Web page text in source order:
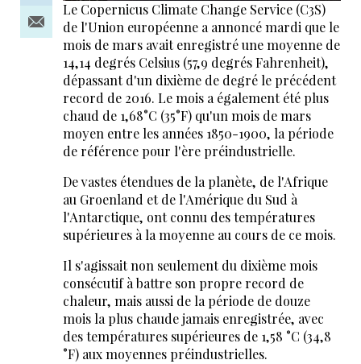
Le Copernicus Climate Change Service (C3S)
de l'Union européenne a annoncé mardi que le
mois de mars avait enregistré une moyenne de
14,14 degrés Celsius (57,9 degrés Fahrenheit),
dépassant d'un dixième de degré le précédent
record de 2016. Le mois a également été plus
chaud de 1,68°C (35°F) qu'un mois de mars
moyen entre les années 1850-1900, la période
de référence pour l'ère préindustrielle.
De vastes étendues de la planète, de l'Afrique
au Groenland et de l'Amérique du Sud à
l'Antarctique, ont connu des températures
supérieures à la moyenne au cours de ce mois.
Il s'agissait non seulement du dixième mois
consécutif à battre son propre record de
chaleur, mais aussi de la période de douze
mois la plus chaude jamais enregistrée, avec
des températures supérieures de 1,58 °C (34,8
°F) aux moyennes préindustrielles.